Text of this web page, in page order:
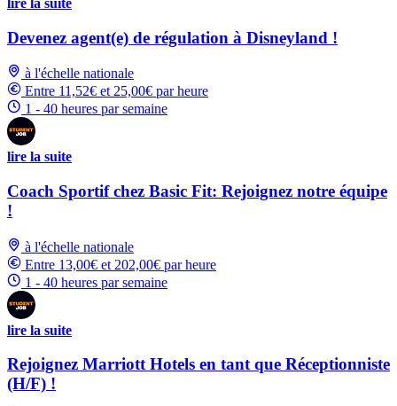
Devenez agent(e) de régulation à Disneyland !
à l'échelle nationale
Entre 11,52€ et 25,00€ par heure
1 - 40 heures par semaine
lire la suite
Coach Sportif chez Basic Fit: Rejoignez notre équipe
!
à l'échelle nationale
Entre 13,00€ et 202,00€ par heure
1 - 40 heures par semaine
lire la suite
Rejoignez Marriott Hotels en tant que Réceptionniste
(H/F) !